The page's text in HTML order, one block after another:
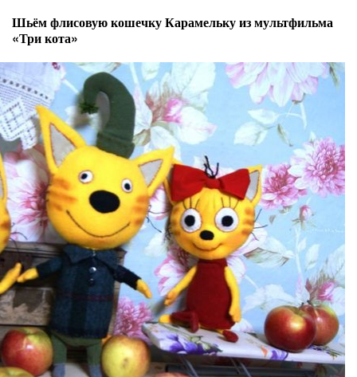
Шьём флисовую кошечку Карамельку из мультфильма
«Три кота»